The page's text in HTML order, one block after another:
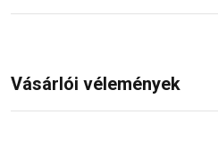
Vásárlói vélemények